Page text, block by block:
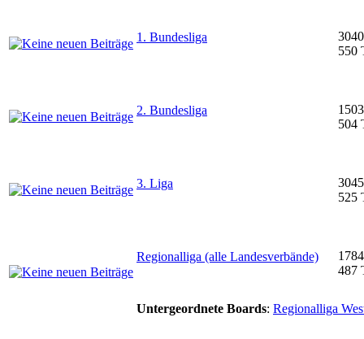
1. Bundesliga
550
2. Bundesliga
504
3. Liga
525
Regionalliga (alle Landesverbände)
487
Untergeordnete Boards: Regionalliga